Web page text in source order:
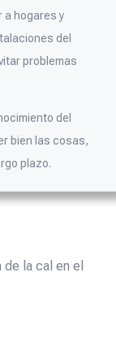
a hogares y
del
problemas
del
bien las cosas,
plazo.
la cal en el